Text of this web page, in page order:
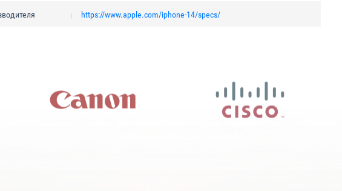
https://www.apple.com/iphone-14/specs/